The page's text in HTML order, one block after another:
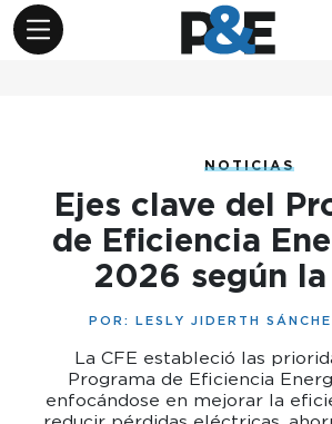
NOTICIAS
Ejes clave del
de Eficiencia
2026 según la
POR: LESLY JIDERTH
La CFE estableció las
Programa de Eficiencia
enfocándose en mejorar la